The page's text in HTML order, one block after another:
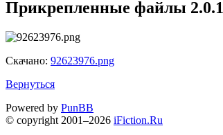
Прикрепленные файлы 2.0.1
Скачано: 92623976.png
Вернуться
Powered by PunBB
© copyright 2001–2026 iFiction.Ru